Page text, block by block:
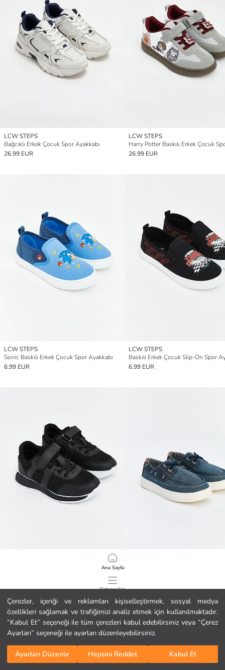
Çerezler, içeriği ve reklamları kişiselleştirmek, sosyal medya
özellikleri sağlamak ve trafiğimizi analiz etmek için kullanılmaktadır.
“Kabul Et” seçeneği ile tüm çerezleri kabul edebilirsiniz veya “Çerez
Ayarları” seçeneği ile ayarları düzenleyebilirsiniz.
Ayarları Düzenle Hepsini Reddet Kabul Et
Ana Sayfa
Kategoriler
Sepetim
LCW STEPS
Bağcıklı Erkek Çocuk Spor Ayakkabı
26.99 EUR
LCW STEPS
26.99 EUR
LCW STEPS
Sonic Baskılı Erkek Çocuk Spor Ayakkabı
6.99 EUR
LCW STEPS
Baskılı Erkek Çocuk Slip-On Spor
6.99 EUR
File Detaylı Erkek Çocuk Spor Ayakkabı
1/ 88